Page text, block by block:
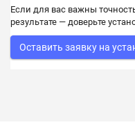
Если для вас важны
результате — доверьте
Оставить заявку на